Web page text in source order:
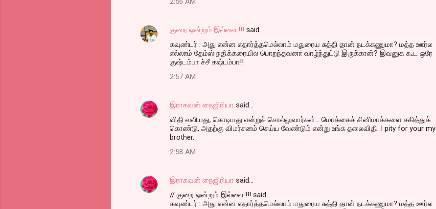
குறை ஒன்றும் இல்லை !!! said…
கவுண்டர் : அது என்ன எதார்த்தமெல்லாம் மதுரைய சுத்தி தான் நடக்கணுமா? மத்த ஊர்ல
எல்லாம் தேம்ஸ் நதிக்கரையில பொறந்தவனா வாழ்ந்துட்டு இருக்கான்? இவனுக கூட ஒரே
குஷ்டம்பா ச்சீ கஷ்டம்பா!!
2:57 AM
இராகவன் நைஜிரியா said…
விதி வலியது, கொடியது என்றுச் சொல்லுவார்கள்... மொக்கைச் சினிமாக்களை சகித்துக்
கொண்டு, அதற்கு விமர்சனம் செய்ய வேண்டும் என்று உங்க தலைவிதி. I pity for your my
brother.
2:58 AM
இராகவன் நைஜிரியா said…
// குறை ஒன்றும் இல்லை !!! said...
கவுண்டர் : அது என்ன எதார்த்தமெல்லாம் மதுரைய சுத்தி தான் நடக்கணுமா? மத்த ஊர்ல